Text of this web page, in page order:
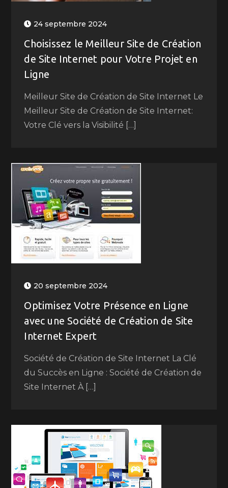
24 septembre 2024
Choisissez le Meilleur Site de Création
de Site Internet pour Votre Projet en
Ligne
Meilleur Site de Création de Site Internet Le
Meilleur Site de Création de Site Internet:
Votre Clé vers la Visibilité […]
20 septembre 2024
Optimisez Votre Présence en Ligne
avec une Société de Création de Site
Internet Expert
Société de Création de Site Internet La Clé
du Succès en Ligne : Société de Création de
Site Internet À […]